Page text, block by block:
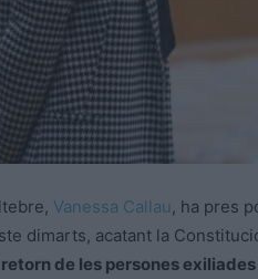
Vanessa Callau, ha pres
dimarts, acatant la
de les persones